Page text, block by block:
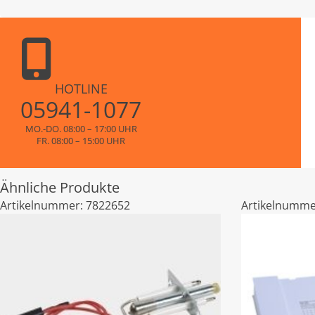
HOTLINE
05941-1077
MO.-DO. 08:00 – 17:00 UHR
FR. 08:00 – 15:00 UHR
Ähnliche Produkte
Artikelnummer: 7822652